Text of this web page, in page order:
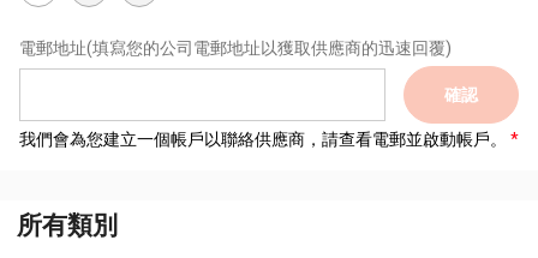
電郵地址(填寫您的公司電郵地址以獲取供應商的迅速回覆)
確認
我們會為您建立一個帳戶以聯絡供應商，請查看電郵並啟動帳戶。
所有類別